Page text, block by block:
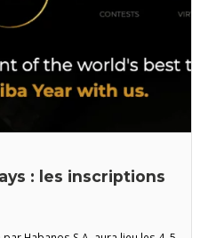
: les inscriptions